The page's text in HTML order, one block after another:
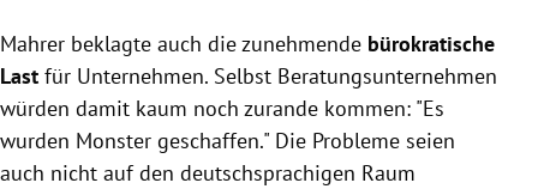
Mahrer beklagte auch die zunehmende bürokratische
Last für Unternehmen. Selbst Beratungsunternehmen
würden damit kaum noch zurande kommen: "Es
wurden Monster geschaffen." Die Probleme seien
auch nicht auf den deutschsprachigen Raum